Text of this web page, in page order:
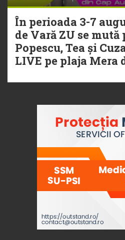
În perioada 3-7
de Vară ZU se
Popescu, Tea și
LIVE pe plaja Mera